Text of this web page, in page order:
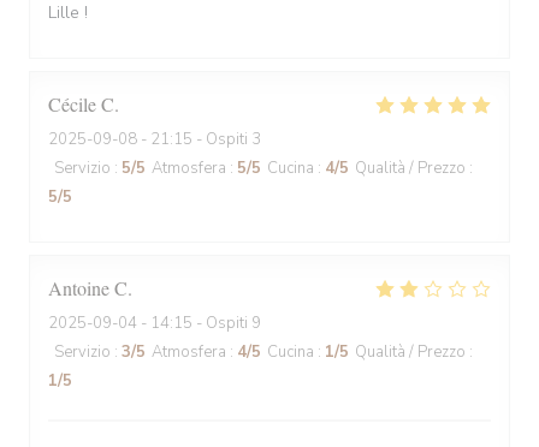
Lille !
CécileC
2025-09-08 - 21:15 - Ospiti 3
Servizio : 5/5 Atmosfera : 5/5 Cucina : 4/5 Qualità / Prezzo :
5/5
AntoineC
2025-09-04 - 14:15 - Ospiti 9
Servizio : 3/5 Atmosfera : 4/5 Cucina : 1/5 Qualità / Prezzo :
1/5